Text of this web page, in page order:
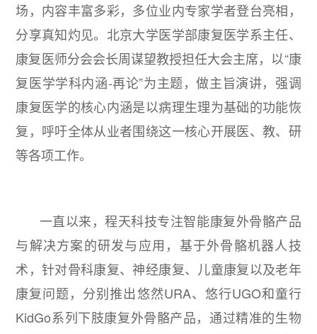
场，内容丰富多彩，多位业内专家学者登台亮相，
分享真知灼见。北京大学医学部康复医学系主任、
康复医师分会会长周谋望教授担任大会主席，以“康
复医学学科内涵-再论”为主题，做主旨演讲，强调
康复医学的核心内涵是以病理生理为基础的功能恢
复，呼吁全体从业者围绕这一核心开展医、教、研
等各项工作。
一直以来，程天科技专注智能康复外骨骼产品
与解决方案的研发与应用，基于外骨骼机器人技
术，针对骨科康复、神经康复、儿童康复以及老年
康复问题，分别推出悠然URA、悠行UGO和童行
KidGo系列下肢康复外骨骼产品，通过精准的生物